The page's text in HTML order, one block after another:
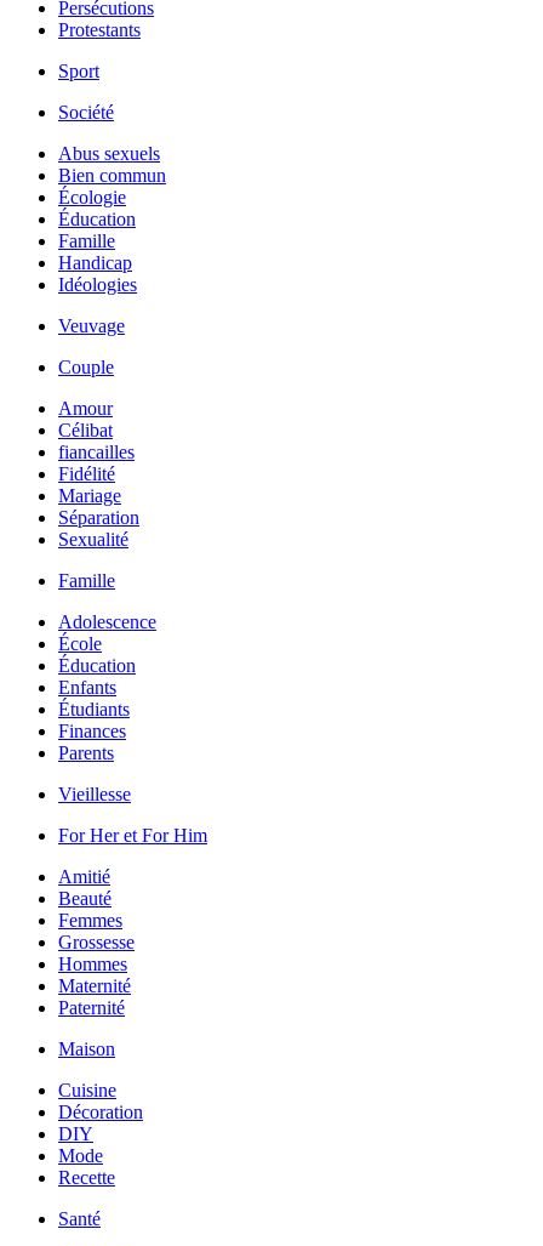
Persécutions
Protestants
Sport
Société
Abus sexuels
Bien commun
Écologie
Éducation
Famille
Handicap
Idéologies
Veuvage
Couple
Amour
Célibat
fiancailles
Fidélité
Mariage
Séparation
Sexualité
Famille
Adolescence
École
Éducation
Enfants
Étudiants
Finances
Parents
Vieillesse
For Her et For Him
Amitié
Beauté
Femmes
Grossesse
Hommes
Maternité
Paternité
Maison
Cuisine
Décoration
DIY
Mode
Recette
Santé